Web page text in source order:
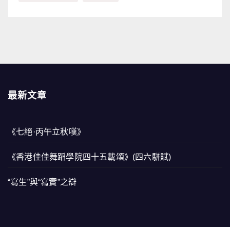
最新文章
《七絕·丙午立秋嘆》
《香港佳佳舞蹈學院四十五載頌》(四六駢賦)
“寫生”與“寫實”之辯